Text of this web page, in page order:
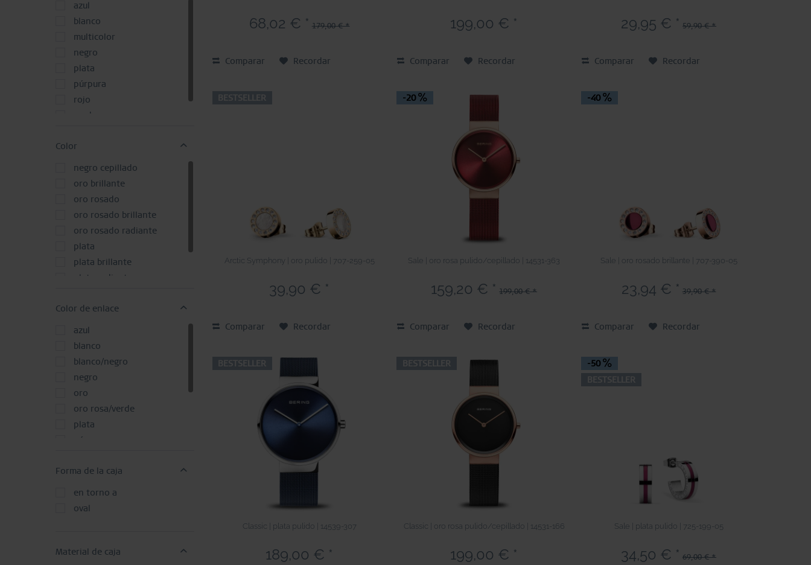
azul
blanco
multicolor
negro
plata
púrpura
rojo
verde
Color
negro cepillado
oro brillante
oro rosado
oro rosado brillante
oro rosado radiante
plata
plata brillante
plata radiante
Color de enlace
azul
blanco
blanco/negro
negro
oro
oro rosa/verde
plata
púrpura
rojo
rojo/blanco
verde/blanco
Forma de la caja
en torno a
oval
Material de caja
68,02 € * 179,00 € *
Comparar Recordar
199,00 € *
Comparar Recordar
29,95 € * 59,90 € *
Comparar Recordar
Arctic Symphony | oro pulido | 707-259-05
39,90 € *
Comparar Recordar
-20
Sale | oro rosa pulido/cepillado | 14531-363
159,20 € * 199,00 € *
Comparar Recordar
-40
Sale | oro rosado brillante | 707-390-05
23,94 € * 39,90 € *
Comparar Recordar
Classic | plata pulido | 14539-307
189,00 € *
Classic | oro rosa pulido/cepillado | 14531-166
199,00 € *
-50
Sale | plata pulido | 725-199-05
34,50 € * 69,00 € *